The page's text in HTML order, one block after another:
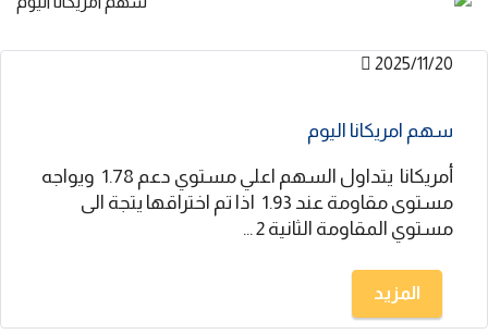
2025/11/20
سهم امريكانا اليوم
أمريكانا يتداول السهم اعلي مستوي دعم 1.78 ويواجه
مستوى مقاومة عند 1.93 اذا تم اختراقها يتجة الى
مستوي المقاومة الثانية 2 ...
المزيد